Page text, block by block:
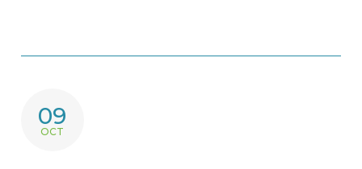
09
OCT